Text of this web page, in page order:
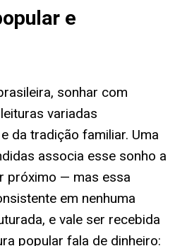
e
sonhar com
variadas
da tradição familiar. Uma
associa esse sonho a
próximo — mas essa
em nenhuma
e vale ser recebida
popular fala de dinheiro: